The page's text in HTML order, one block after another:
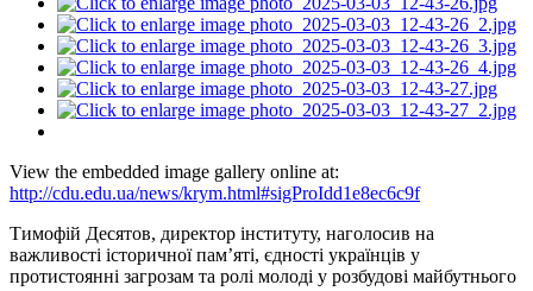
View the embedded image gallery online at:
http://cdu.edu.ua/news/krym.html#sigProIdd1e8ec6c9f
Тимофій Десятов, директор інституту, наголосив на
важливості історичної пам’яті, єдності українців у
протистоянні загрозам та ролі молоді у розбудові майбутнього